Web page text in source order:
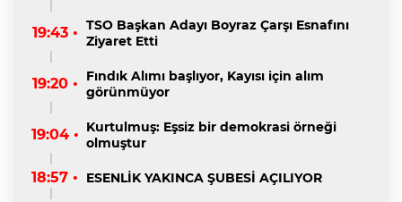
19:43 • TSO Başkan Adayı Boyraz Çarşı Esnafını
Ziyaret Etti
19:20 •
Fındık Alımı başlıyor, Kayısı için alım
görünmüyor
19:04 • Kurtulmuş: Eşsiz bir demokrasi örneği
olmuştur
18:57 • ESENLİK YAKINCA ŞUBESİ AÇILIYOR